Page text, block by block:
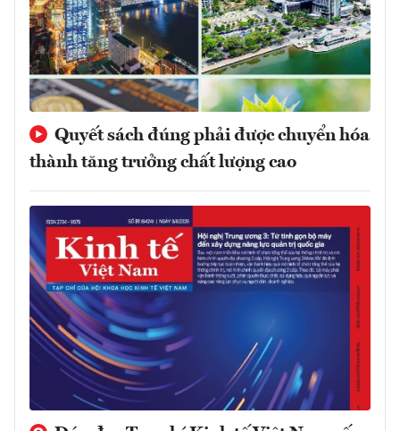
Quyết sách đúng phải được chuyển hóa
thành tăng trưởng chất lượng cao